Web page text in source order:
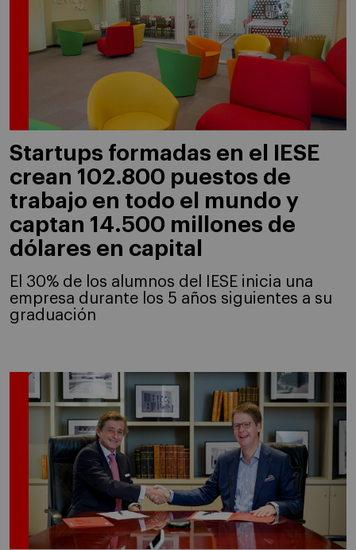
Startups formadas en el IESE
crean 102.800 puestos de
trabajo en todo el mundo y
captan 14.500 millones de
dólares en capital
El 30% de los alumnos del IESE inicia una
empresa durante los 5 años siguientes a su
graduación